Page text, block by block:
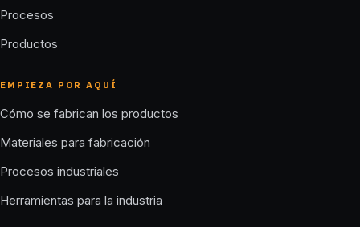
Procesos
Productos
EMPIEZA POR AQUÍ
Cómo se fabrican los productos
Materiales para fabricación
Procesos industriales
Herramientas para la industria